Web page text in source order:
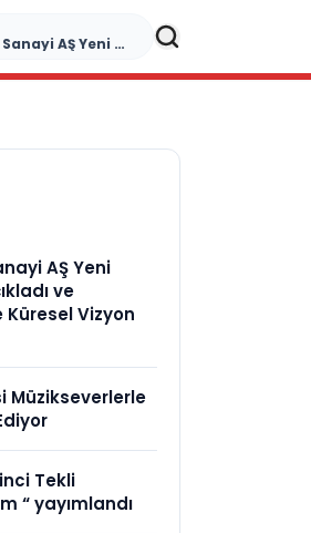
Açıkgöz Savunma Sanayi AŞ Yeni Yönetim Kurulunu Açıkladı ve Savunma Sanayinde Küresel Vizyon Vurgusu
AŞ Yeni
ve
Vizyon
Müzikseverlerle
Tekli
“ yayımlandı